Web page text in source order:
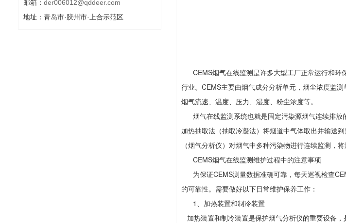
邮箱： der006012@qddeer.com
地址：青岛市·胶州市·上合示范区
CEMS烟气在线监测是许多大型工厂正常运行和环
行业。CEMS主要由烟气成分分析单元，烟尘浓度监
烟气流速、温度、压力、湿度、粉尘浓度等。
烟气在线监测系统也就是固定污染源烟气连续排放
加热抽取法（抽取冷凝法）将烟道中气体取出并输送
（烟气分析仪）对烟气中多种污染物进行连续监测，
CEMS烟气在线监测维护过程中的注意事项
为保证CEMS测量数据准确可靠，每天巡视检查
的可靠性。需要做好以下日常维护保养工作：
1、加热装置和制冷装置
加热装置和制冷装置是保护烟气分析仪的重要设备